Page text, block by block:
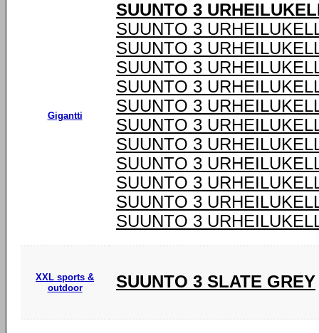
Gigantti
SUUNTO 3
SUUNTO 3
SUUNTO 3
SUUNTO 3
SUUNTO 3
SUUNTO 3
SUUNTO 3
SUUNTO 3
SUUNTO 3
SUUNTO 3
SUUNTO 3
SUUNTO 3
XXL sports &
outdoor
SUUNTO 3 SLATE GREY